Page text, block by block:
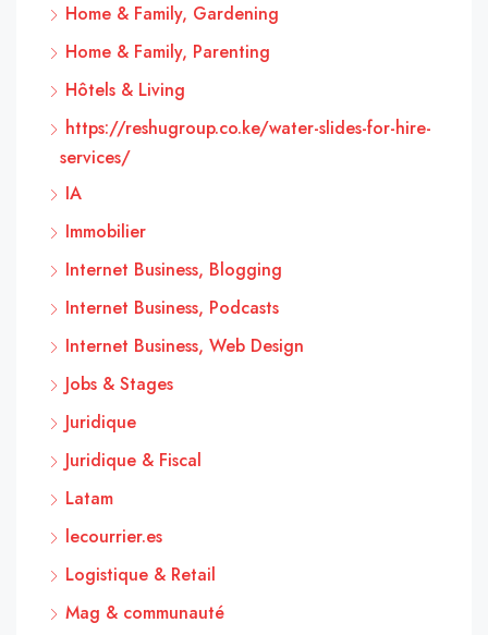
Home & Family, Gardening
Home & Family, Parenting
Hôtels & Living
https://reshugroup.co.ke/water-slides-for-hire-
services/
IA
Immobilier
Internet Business, Blogging
Internet Business, Podcasts
Internet Business, Web Design
Jobs & Stages
Juridique
Juridique & Fiscal
Latam
lecourrier.es
Logistique & Retail
Mag & communauté